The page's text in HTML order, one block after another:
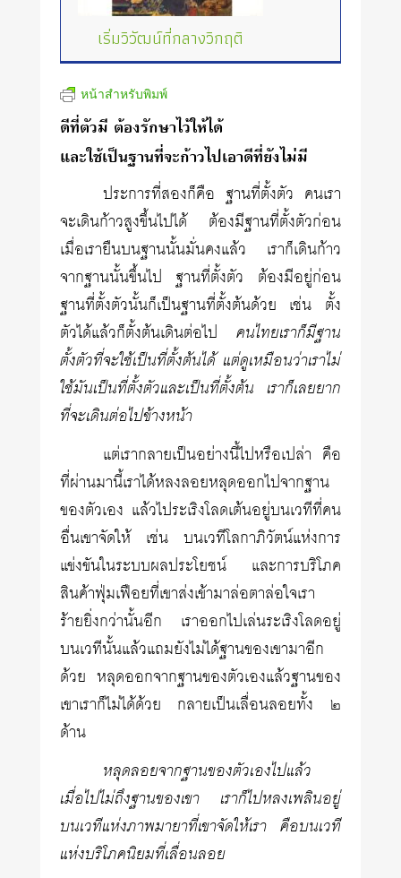
เริ่มวิวัฒน์ที่กลางวิกฤติ
หน้าสำหรับพิมพ์
ดีที่ตัวมี ต้องรักษาไว้ให้ได้
และใช้เป็นฐานที่จะก้าวไปเอาดีที่ยังไม่มี
ประการที่สองก็คือ ฐานที่ตั้งตัว คนเรา
จะเดินก้าวสูงขึ้นไปได้ ต้องมีฐานที่ตั้งตัวก่อน
เมื่อเรายืนบนฐานนั้นมั่นคงแล้ว เราก็เดินก้าว
จากฐานนั้นขึ้นไป ฐานที่ตั้งตัว ต้องมีอยู่ก่อน
ฐานที่ตั้งตัวนั้นก็เป็นฐานที่ตั้งต้นด้วย เช่น ตั้ง
ตัวได้แล้วก็ตั้งต้นเดินต่อไป คนไทยเราก็มีฐาน
ตั้งตัวที่จะใช้เป็นที่ตั้งต้นได้ แต่ดูเหมือนว่าเราไม่
ใช้มันเป็นที่ตั้งตัวและเป็นที่ตั้งต้น เราก็เลยยาก
ที่จะเดินต่อไปข้างหน้า
แต่เรากลายเป็นอย่างนี้ไปหรือเปล่า คือ
ที่ผ่านมานี้เราได้หลงลอยหลุดออกไปจากฐาน
ของตัวเอง แล้วไประเริงโลดเต้นอยู่บนเวทีที่คน
อื่นเขาจัดให้ เช่น บนเวทีโลกาภิวัตน์แห่งการ
แข่งขันในระบบผลประโยชน์ และการบริโภค
สินค้าฟุ่มเฟือยที่เขาส่งเข้ามาล่อตาล่อใจเรา
ร้ายยิ่งกว่านั้นอีก เราออกไปเล่นระเริงโลดอยู่
บนเวทีนั้นแล้วแถมยังไม่ได้ฐานของเขามาอีก
ด้วย หลุดออกจากฐานของตัวเองแล้วฐานของ
เขาเราก็ไม่ได้ด้วย กลายเป็นเลื่อนลอยทั้ง ๒
ด้าน
หลุดลอยจากฐานของตัวเองไปแล้ว
เมื่อไปไม่ถึงฐานของเขา เราก็ไปหลงเพลินอยู่
บนเวทีแห่งภาพมายาที่เขาจัดให้เรา คือบนเวที
แห่งบริโภคนิยมที่เลื่อนลอย